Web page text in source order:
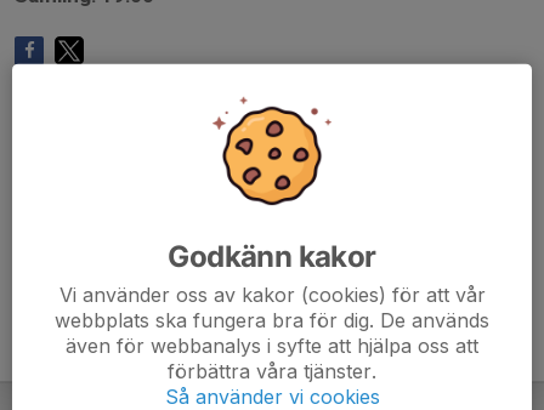
Anmälan är öppen för föreningens alla medlemmar.
Godkänn kakor
Vi använder oss av kakor (cookies) för att vår
webbplats ska fungera bra för dig. De används
även för webbanalys i syfte att hjälpa oss att
förbättra våra tjänster.
Så använder vi cookies